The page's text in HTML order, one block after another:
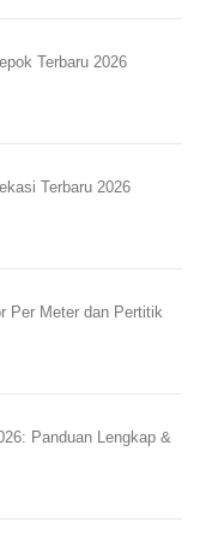
Terbaru 2026
Terbaru 2026
Per Meter dan Pertitik
Panduan Lengkap &